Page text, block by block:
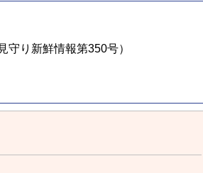
り新鮮情報第350号）